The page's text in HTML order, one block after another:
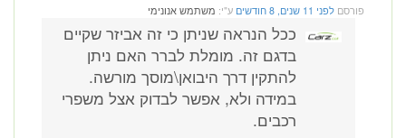
פורסם לפני 11 שנים, 8 חודשים ע"י: משתמש אנונימי
ככל הנראה שניתן כי זה אביזר שקיים
בדגם זה. מומלת לברר האם ניתן
להתקין דרך היבואן\מוסך מורשה.
במידה ולא, אפשר לבדוק אצל משפרי
רכבים.